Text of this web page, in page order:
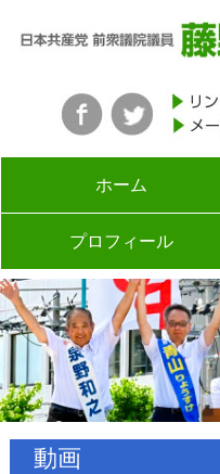
ホーム
プロフィール
動画